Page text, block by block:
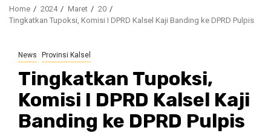
Home 2024 Maret
20
Tingkatkan Tupoksi, Komisi I DPRD Kalsel Kaji Banding ke DPRD Pulpis
News Provinsi Kalsel
Tingkatkan Tupoksi,
Komisi I DPRD Kalsel Kaji
Banding ke DPRD Pulpis